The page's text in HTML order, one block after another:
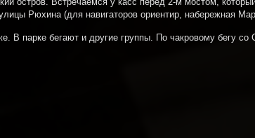
Рюхина (для навигаторов ориентир, набережная
В парке бегают и другие группы. По чакровому бегу